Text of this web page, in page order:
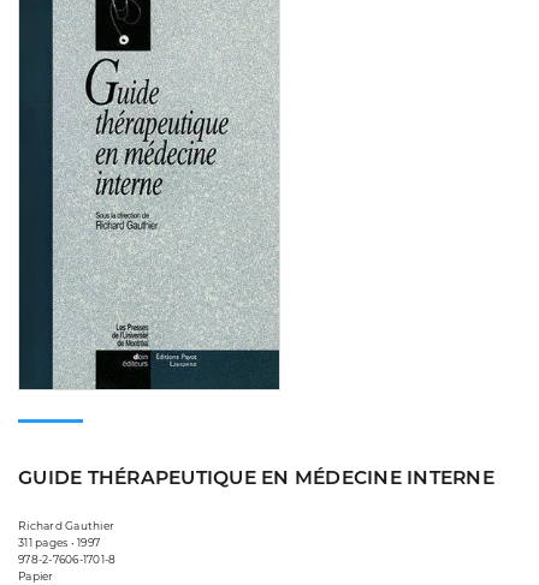
GUIDE THÉRAPEUTIQUE EN MÉDECINE INTERNE
Richard Gauthier
311 pages • 1997
978-2-7606-1701-8
Papier